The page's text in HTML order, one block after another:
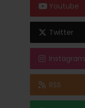
Youtube
Twitter
Instagram
RSS